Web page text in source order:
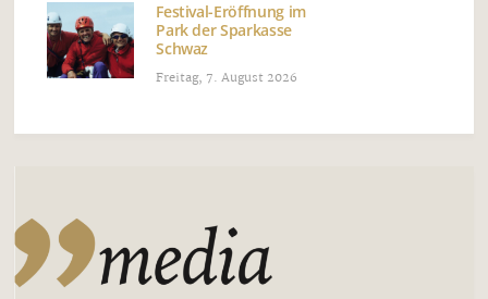
Festival-Eröffnung im
Park der Sparkasse
Schwaz
Freitag, 7. August 2026